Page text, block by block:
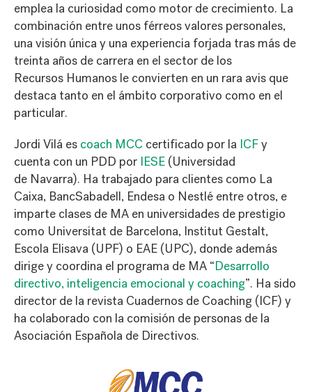
emplea la curiosidad como motor de crecimiento. La
combinación entre unos férreos valores personales,
una visión única y una experiencia forjada tras más de
treinta años de carrera en el sector de los
Recursos Humanos le convierten en un rara avis que
destaca tanto en el ámbito corporativo como en el
particular.
Jordi Vilá es coach MCC certificado por la ICFy
cuenta con un PDD por IESE (Universidad
de Navarra). Ha trabajado para clientes como La
Caixa, BancSabadell, Endesa o Nestlé entre otros, e
imparte clases de MA en universidades de prestigio
como Universitat de Barcelona, Institut Gestalt,
Escola Elisava (UPF) o EAE (UPC), donde además
dirige y coordina el programa de MA “Desarrollo
directivo, inteligencia emocional y coaching”. Ha sido
director de la revista Cuadernos de Coaching (ICF) y
ha colaborado con la comisión de personas de la
Asociación Española de Directivos.